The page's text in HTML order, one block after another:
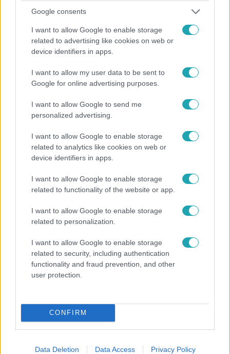
Google consents
I want to allow Google to enable storage
related to advertising like cookies on web or
device identifiers in apps.
I want to allow my user data to be sent to
Google for online advertising purposes.
I want to allow Google to send me
personalized advertising.
I want to allow Google to enable storage
related to analytics like cookies on web or
device identifiers in apps.
I want to allow Google to enable storage
related to functionality of the website or app.
I want to allow Google to enable storage
related to personalization.
I want to allow Google to enable storage
related to security, including authentication
functionality and fraud prevention, and other
user protection.
CONFIRM
Data Deletion Data Access Privacy Policy
Gazdaság
2024. január 31. 16:17
Komoly válság jelei mutatkoznak a H&M-nél
A világszerte jelenlévő ruházati lánc részvényei
bezuhantak a tél eleji rossz eladási adatok hírére, a
Külföld
2024. január 14. 20:30
állítólag nem engedték volna kinyitni a londoni
alapján történtek a letartóztatások.